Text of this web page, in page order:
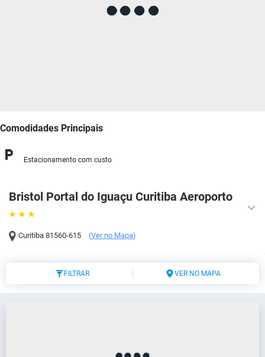
Bristol Portal do Iguaçu Curitiba Aeroporto
Curitiba 81560-615 (Ver no Mapa)
Comodidades Principais
Estacionamento com custo
FILTRAR VER NO MAPA